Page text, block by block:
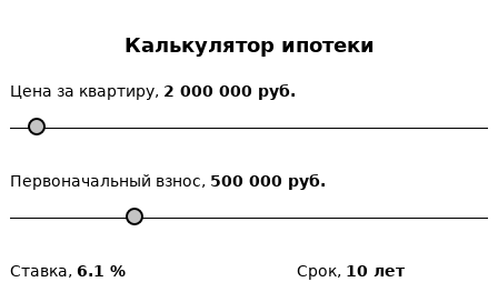
Калькулятор ипотеки
Цена за квартиру, 2 000 000 руб.
Первоначальный взнос, 500 000 руб.
Ставка, 6.1 % Срок, 10 лет